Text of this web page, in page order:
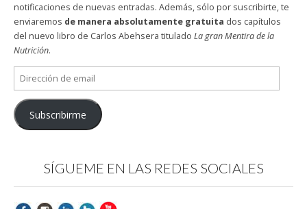
notificaciones de nuevas entradas. Además, sólo por suscribirte, te
enviaremos de manera absolutamente gratuita dos capítulos
del nuevo libro de Carlos Abehsera titulado La gran Mentira de la
Nutrición.
Dirección
de
email
Subscribirme
SÍGUEME EN LAS REDES SOCIALES